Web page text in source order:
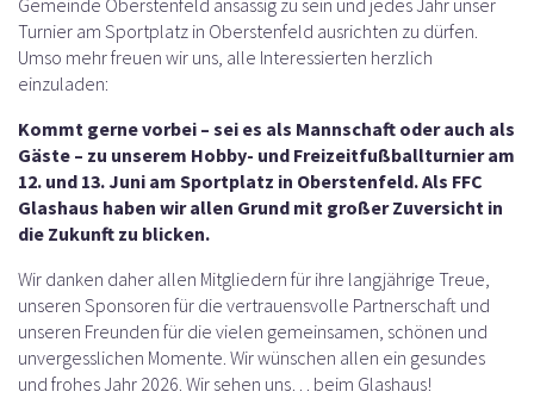
Gemeinde Oberstenfeld ansässig zu sein und jedes Jahr unser
Turnier am Sportplatz in Oberstenfeld ausrichten zu dürfen.
Umso mehr freuen wir uns, alle Interessierten herzlich
einzuladen:
Kommt gerne vorbei – sei es als Mannschaft oder auch als
Gäste – zu unserem Hobby- und Freizeitfußballturnier am
12. und 13. Juni am Sportplatz in Oberstenfeld. Als FFC
Glashaus haben wir allen Grund mit großer Zuversicht in
die Zukunft zu blicken.
Wir danken daher allen Mitgliedern für ihre langjährige Treue,
unseren Sponsoren für die vertrauensvolle Partnerschaft und
unseren Freunden für die vielen gemeinsamen, schönen und
unvergesslichen Momente. Wir wünschen allen ein gesundes
und frohes Jahr 2026. Wir sehen uns… beim Glashaus!